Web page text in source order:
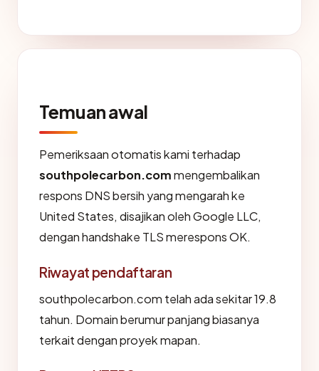
Temuan awal
Pemeriksaan otomatis kami terhadap
southpolecarbon.commengembalikan
respons DNS bersih yang mengarah ke
United States, disajikan oleh Google LLC,
dengan handshake TLS merespons OK.
Riwayat pendaftaran
southpolecarbon.com telah ada sekitar 19.8
tahun. Domain berumur panjang biasanya
terkait dengan proyek mapan.